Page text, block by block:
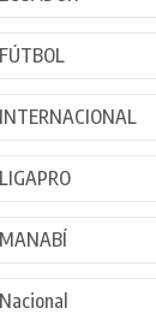
FÚTBOL
INTERNACIONAL
LIGAPRO
MANABÍ
Nacional